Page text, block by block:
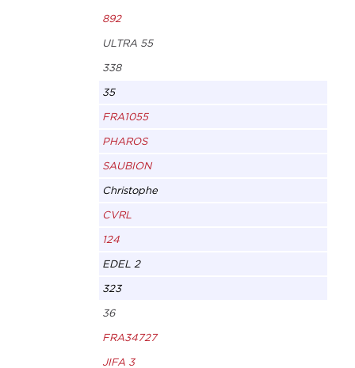
892
ULTRA 55
338
35
FRA1055
PHAROS
SAUBION
Christophe
CVRL
124
EDEL 2
323
36
FRA34727
JIFA 3